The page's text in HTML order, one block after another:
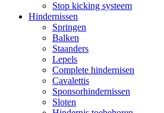
Stop kicking systeem
Hindernissen
Springen
Balken
Staanders
Lepels
Complete hindernisen
Cavalettis
Sponsorhindernissen
Sloten